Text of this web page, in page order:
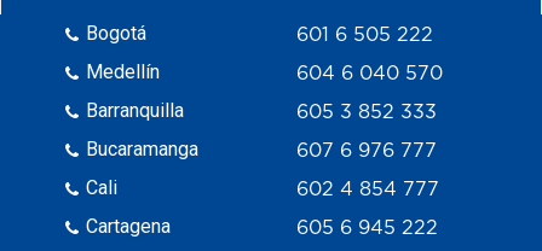
Bogotá
Medellín
Barranquilla
Bucaramanga
Cali
Cartagena
601 6 505 222
604 6 040 570
605 3 852 333
607 6 976 777
602 4 854 777
605 6 945 222